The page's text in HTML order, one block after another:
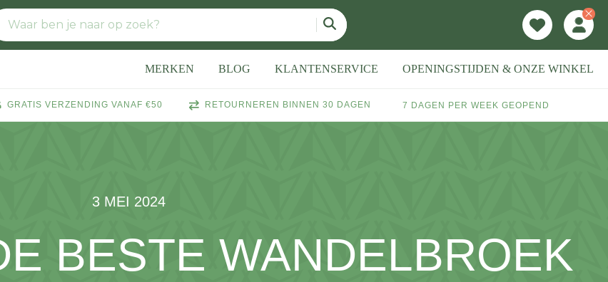
MERKEN BLOG KLANTENSERVICE OPENINGSTIJDEN & ONZE WINKEL
GRATIS VERZENDING VANAF €50 RETOURNEREN BINNEN 30 DAGEN 7 DAGEN PER WEEK GEOPEND
3 MEI 2024
BESTE WANDELBROEK